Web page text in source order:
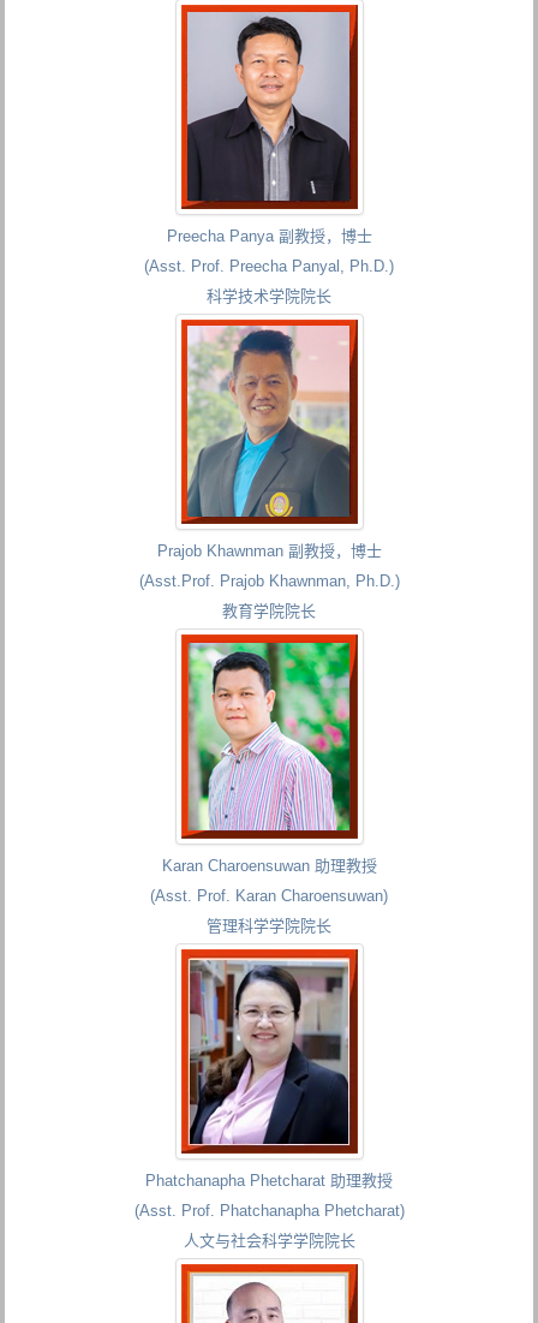
Preecha Panya 副教授，博士
(Asst. Prof. Preecha Panyal, Ph.D.)
科学技术学院院长
Prajob Khawnman 副教授，博士
(Asst.Prof. Prajob Khawnman, Ph.D.)
教育学院院长
Karan Charoensuwan 助理教授
(Asst. Prof. Karan Charoensuwan)
管理科学学院院长
Phatchanapha Phetcharat 助理教授
(Asst. Prof. Phatchanapha Phetcharat)
人文与社会科学学院院长